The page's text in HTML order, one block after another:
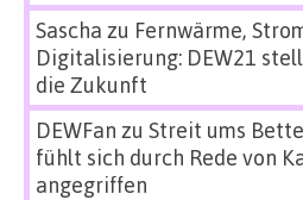
Sascha zu Fernwärme,
Digitalisierung: DEW21
die Zukunft
DEWFan zu Streit ums
fühlt sich durch Rede von
angegriffen